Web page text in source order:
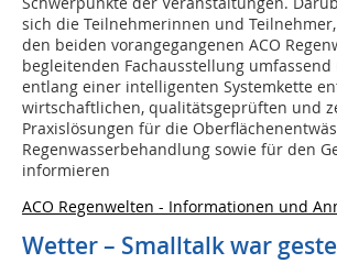
sich die Teilnehmerinnen und
den beiden vorangegangenen ACO
begleitenden Fachausstellung umfassend
entlang einer intelligenten Systemkette
wirtschaftlichen, qualitätsgeprüften und
Praxislösungen für die
Regenwasserbehandlung sowie für den
informieren
ACO Regenwelten - Informationen und
Wetter – Smalltalk war